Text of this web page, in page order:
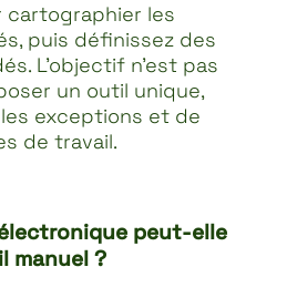
cartographier les
puis définissez des
L’objectif n’est pas
un outil unique,
exceptions et de
de travail.
peut-elle
manuel ?